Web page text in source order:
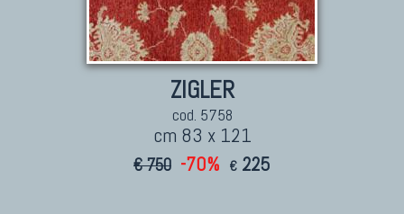
ZIGLER
cod. 5758
cm 83 x 121
€ 750 -70% € 225